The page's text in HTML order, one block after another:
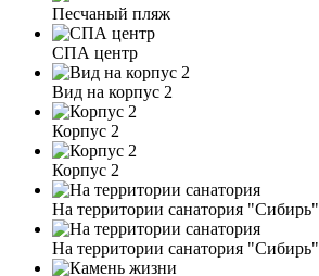
Песчаный пляж
СПА центр
Вид на корпус 2
Корпус 2
Корпус 2
На территории санатория "Сибирь"
На территории санатория "Сибирь"